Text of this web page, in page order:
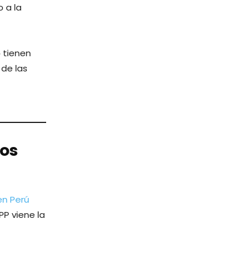
a la
tienen
las
Perú
viene la